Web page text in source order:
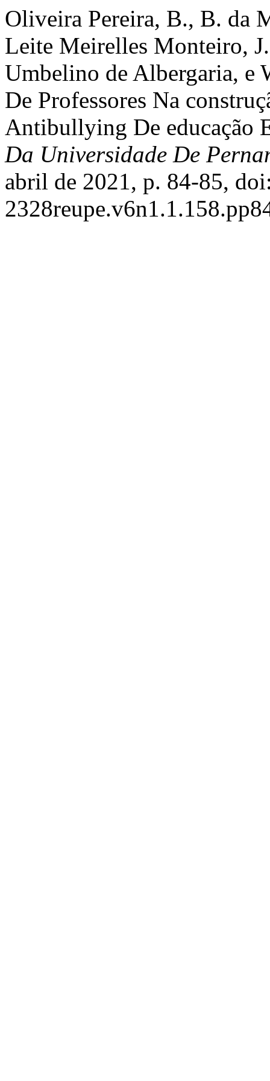
Oliveira Pereira, B., B. da
Leite Meirelles Monteiro,
Umbelino de Albergaria, e
De Professores Na
Antibullying De educação
Da Universidade De
abril de 2021, p. 84-85,